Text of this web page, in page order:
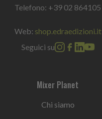
Telefono: +39 02 864105
Web: shop.edraedizioni.it
Seguici su
Mixer Planet
Chi siamo